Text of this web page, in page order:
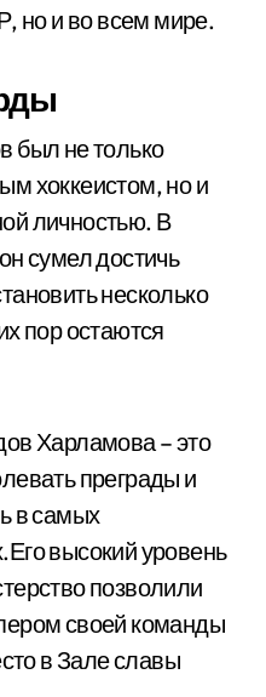
но и во всем мире.
был не только
хоккеистом, но и
личностью. В
сумел достичь
несколько
пор остаются
Харламова – это
преграды и
в самых
высокий уровень
позволили
своей команды
в Зале славы